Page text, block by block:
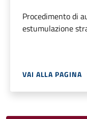
Procedimento di
estumulazione
VAI ALLA PAGINA